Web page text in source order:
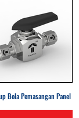
Bola Pemasangan Panel